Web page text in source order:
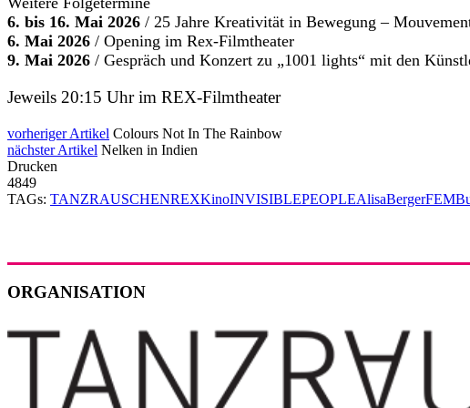
6. bis 16. Mai 2026 / 25 Jahre Kreativität in Bewegung –
6. Mai 2026 / Opening im Rex-Filmtheater
9. Mai 2026 / Gespräch und Konzert zu „1001 lights“ mit den
Jeweils 20:15 Uhr im REX-Filmtheater
vorheriger Artikel Colours Not In The Rainbow
nächster Artikel Nelken in Indien
Drucken
4849
TAGs: TANZRAUSCHENREXKinoINVISIBLEPEOPLEAlisaBergerFEM
ORGANISATION